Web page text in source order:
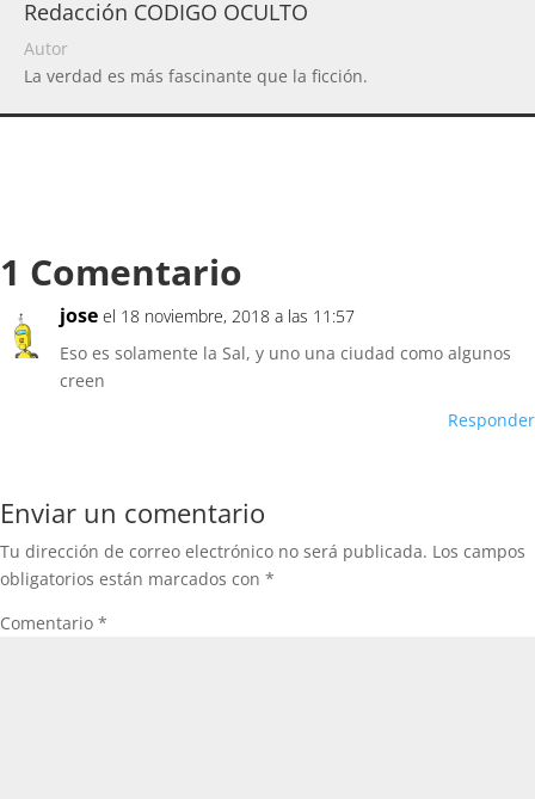
Redacción CODIGO OCULTO
Autor
La verdad es más fascinante que la ficción.
1 Comentario
jose el 18 noviembre, 2018 a las 11:57
Eso es solamente la Sal, y uno una ciudad como algunos
creen
Responder
Enviar un comentario
Tu dirección de correo electrónico no será publicada. Los campos
obligatorios están marcados con *
Comentario *